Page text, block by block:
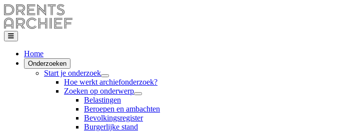
Home
Onderzoeken
Start je onderzoek
Hoe werkt archiefonderzoek?
Zoeken op onderwerp
Belastingen
Beroepen en ambachten
Bevolkingsregister
Burgerlijke stand